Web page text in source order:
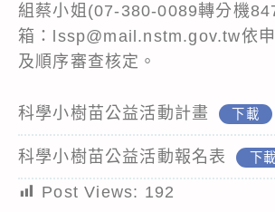
組蔡小姐(07-380-0089轉分機
箱：lssp@mail.nstm.gov.tw依
及順序審查核定。
科學小樹苗公益活動計畫 下載
科學小樹苗公益活動報名表 下載
Post Views: 192